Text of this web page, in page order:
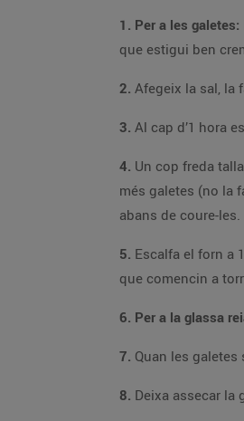
1. Per a les galetes:
que estigui ben
2.
3.
4. Un cop freda talla-la amb el talla pastes amb la forma
més galetes (no la facis servir més de 3 vegades, però, ja que va perdent consistència i les galetes ja no surten igual). Refreda les
abans de coure-les.
5. Escalfa el forn a 180ºC amb calor a dalt i a baix i cou
6. Per a la glassa
7.
8. Deixa assecar la